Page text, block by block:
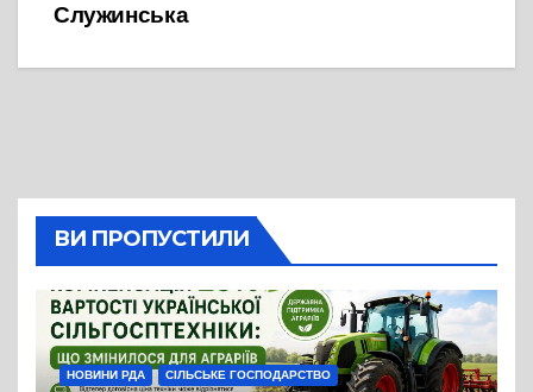
Служинська
ВИ ПРОПУСТИЛИ
НОВИНИ РДА СІЛЬСЬКЕ ГОСПОДАРСТВО